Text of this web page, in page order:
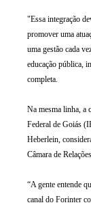
"Essa integração
promover uma
uma gestão cada
educação pública,
completa.
Na mesma linha, a
Federal de Goiás
Heberlein,
Câmara de
“A gente entende
canal do Forinter